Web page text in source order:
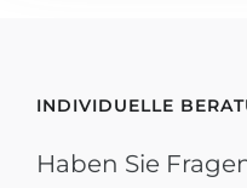
INDIVIDUELLE
Haben Sie